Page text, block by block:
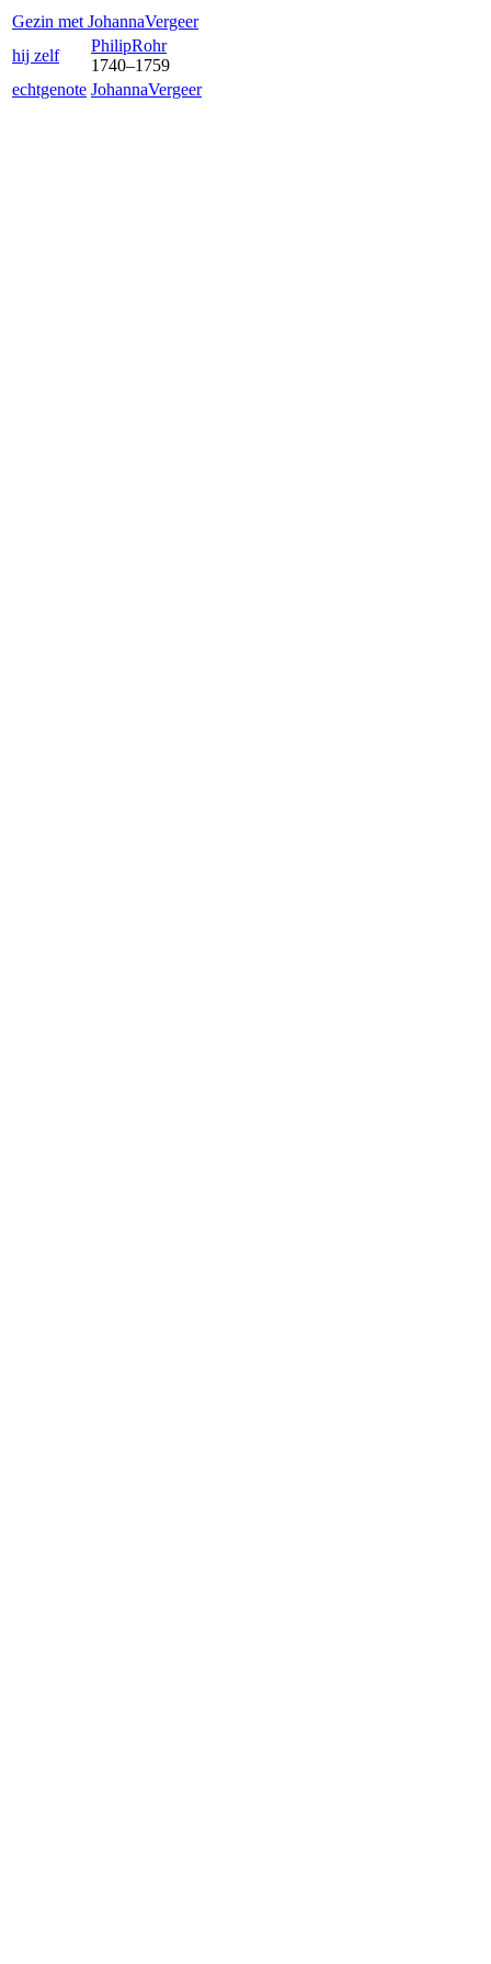
Gezin met JohannaVergeer
hij zelf
PhilipRohr
1740–1759
echtgenote JohannaVergeer